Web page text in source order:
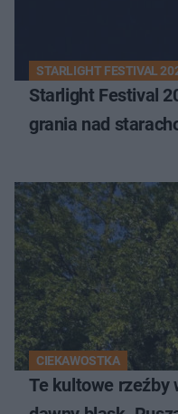
STARLIGHT FESTIVAL
Starlight Festival
grania nad
CIEKAWOSTKA
Te kultowe rzeźby